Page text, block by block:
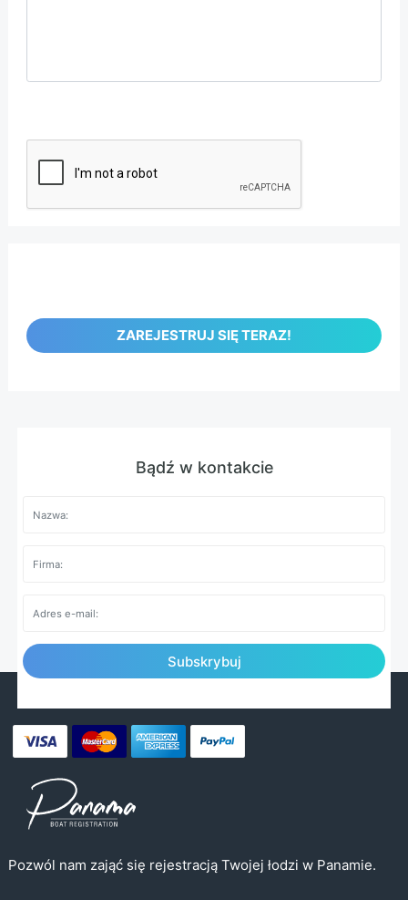
ZAREJESTRUJ SIĘ TERAZ!
Bądź w kontakcie
Subskrybuj
Pozwól nam zająć się rejestracją Twojej łodzi w Panamie.